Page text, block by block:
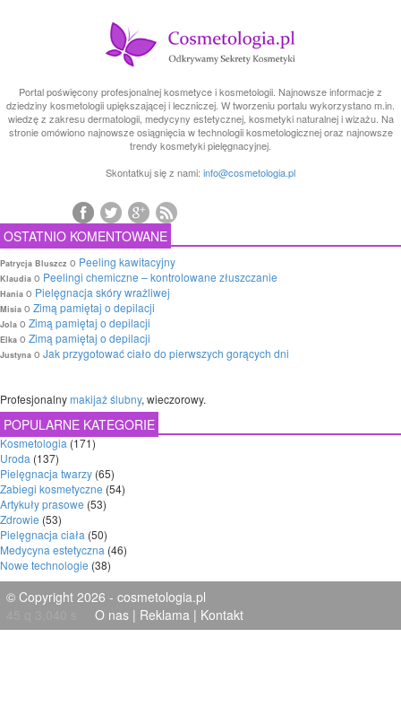
Portal poświęcony profesjonalnej kosmetyce i kosmetologii. Najnowsze informacje z
dziedziny kosmetologii upiększającej i leczniczej. W tworzeniu portalu wykorzystano m.in.
wiedzę z zakresu dermatologii, medycyny estetycznej, kosmetyki naturalnej i wizażu. Na
stronie omówiono najnowsze osiągnięcia w technologii kosmetologicznej oraz najnowsze
trendy kosmetyki pielęgnacyjnej.
Skontatkuj się z nami: info@cosmetologia.pl
OSTATNIO KOMENTOWANE
Patrycja Bluszcz o Peeling kawitacyjny
Klaudia o Peelingi chemiczne – kontrolowane złuszczanie
Hania o Pielęgnacja skóry wrażliwej
Misia o Zimą pamiętaj o depilacji
Jola o Zimą pamiętaj o depilacji
Elka o Zimą pamiętaj o depilacji
Justyna o Jak przygotować ciało do pierwszych gorących dni
Profesjonalnymakijaż ślubny, wieczorowy.
POPULARNE KATEGORIE
Kosmetologia (171)
Uroda (137)
Pielęgnacja twarzy (65)
Zabiegi kosmetyczne (54)
Artykuły prasowe (53)
Zdrowie (53)
Pielęgnacja ciała (50)
Medycyna estetyczna (46)
Nowe technologie (38)
© Copyright 2026 - cosmetologia.pl
O nas | Reklama | Kontakt